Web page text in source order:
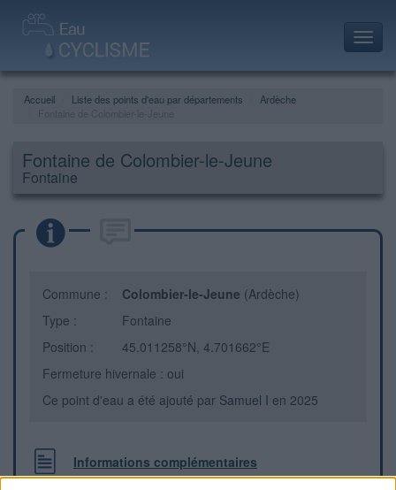
Accueil Liste des points d'eau par départements
Ardèche
Fontaine de Colombier-le-Jeune
Fontaine
Commune : Colombier-le-Jeune (Ardèche)
Type :
Fontaine
Position :
45.011258°N, 4.701662°E
Fermeture hivernale : oui
Ce point d'eau a été ajouté par Samuel I en 2025
Informations complémentaires